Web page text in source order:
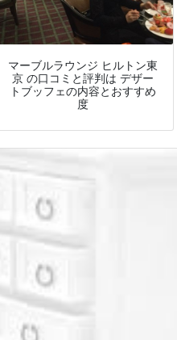
マーブルラウンジ ヒルトン東
京 の口コミと評判は デザー
トブッフェの内容とおすすめ
度